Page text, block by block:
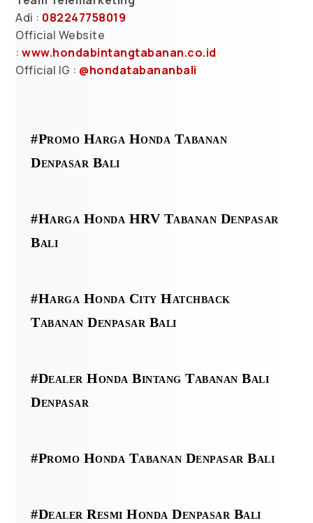
Adi : 082247758019
Official Website
:www.hondabintangtabanan.co.id
Official IG : @hondatabananbali
#Promo Harga Honda Tabanan
Denpasar Bali
#Harga Honda HRV Tabanan Denpasar
Bali
#Harga Honda City Hatchback
Tabanan Denpasar Bali
#Dealer Honda Bintang Tabanan Bali
Denpasar
#Promo Honda Tabanan Denpasar Bali
#Dealer Resmi Honda Denpasar Bali